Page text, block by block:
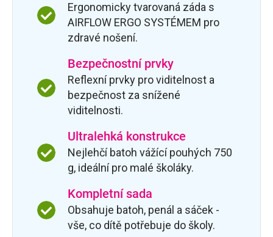
Ergonomicky tvarovaná záda s
AIRFLOW ERGO SYSTÉMEM pro
zdravé nošení.
Bezpečnostní prvky
Reflexní prvky pro viditelnost a
bezpečnost za snížené
viditelnosti.
Ultralehká konstrukce
Nejlehčí batoh vážící pouhých 750
g, ideální pro malé školáky.
Kompletní sada
Obsahuje batoh, penál a sáček -
vše, co dítě potřebuje do školy.